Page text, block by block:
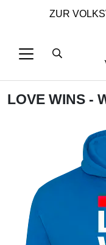
ZUR
LOVE WINS -